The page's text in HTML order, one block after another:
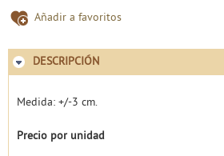
Añadir a favoritos
DESCRIPCIÓN
Medida: +/-3 cm.
Precio por unidad